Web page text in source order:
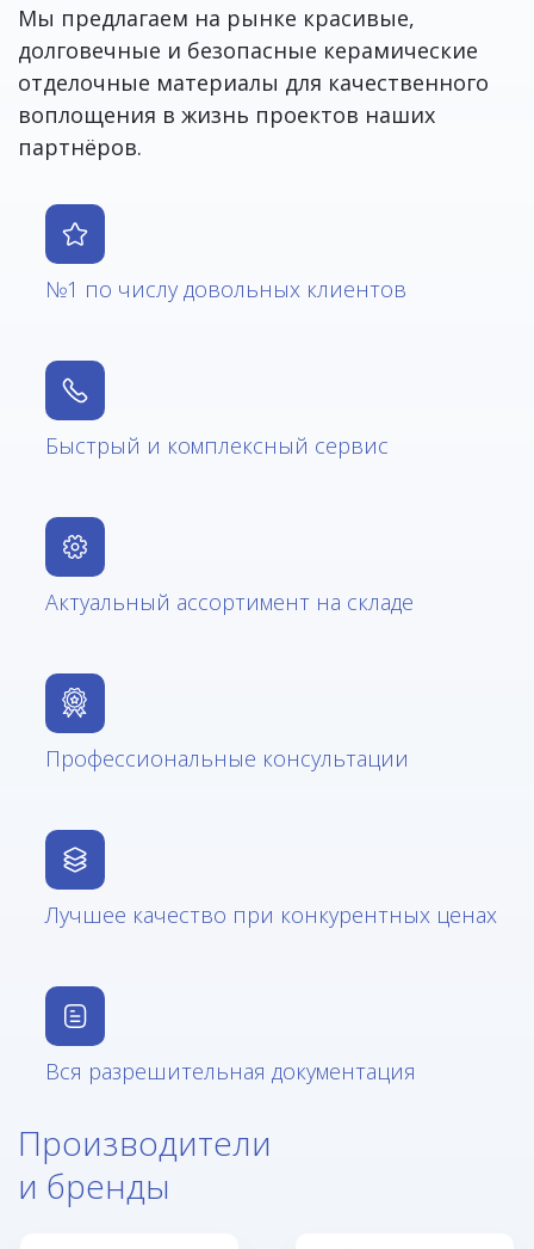
Мы предлагаем на рынке красивые,
долговечные и безопасные керамические
отделочные материалы для качественного
воплощения в жизнь проектов наших
партнёров.
№1 по числу довольных клиентов
Быстрый и комплексный сервис
Актуальный ассортимент на складе
Профессиональные консультации
Лучшее качество при конкурентных ценах
Вся разрешительная документация
Производители
и бренды